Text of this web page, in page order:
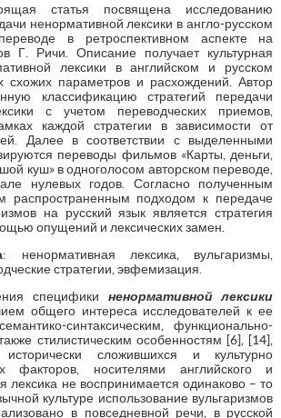
статья посвящена исследованию
ненормативной лексики в англо-русском
в ретроспективном аспекте на
Г. Ричи. Описание получает культурная
лексики в английском и русском
схожих параметров и расхождений. Автор
классификацию стратегий передачи
с учетом переводческих приемов,
каждой стратегии в зависимости от
Далее в соответствии с выделенными
переводы фильмов «Карты, деньги,
куш» в одноголосом авторском переводе,
нулевых годов. Согласно полученным
распространенным подходом к передаче
на русский язык является стратегия
опущений и лексических замен.
: ненормативная лексика, вульгаризмы,
стратегии, эвфемизация.
специфики ненормативной лексики
общего интереса исследователей к ее
синтаксическим, функционально-
стилистическим особенностям [6], [14],
сложившихся и культурно
факторов, носителями английского и
лексика не воспринимается одинаково – то
культуре использование вульгаризмов
в повседневной речи, в русской